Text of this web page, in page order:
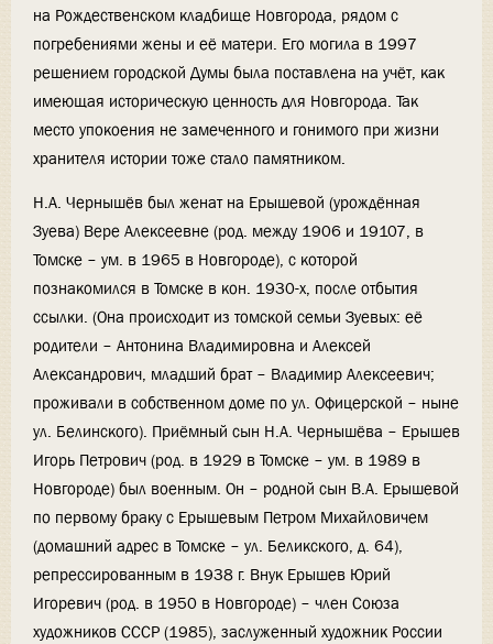
на Рождественском кладбище Новгорода, рядом с
погребениями жены и её матери. Его могила в 1997
решением городской Думы была поставлена на учёт, как
имеющая историческую ценность для Новгорода. Так
место упокоения не замеченного и гонимого при жизни
хранителя истории тоже стало памятником.
Н.А. Чернышёв был женат на Ерышевой (урождённая
Зуева) Вере Алексеевне (род. между 1906 и 19107, в
Томске – ум. в 1965 в Новгороде), с которой
познакомился в Томске в кон. 1930-х, после отбытия
ссылки. (Она происходит из томской семьи Зуевых: её
родители – Антонина Владимировна и Алексей
Александрович, младший брат – Владимир Алексеевич;
проживали в собственном доме по ул. Офицерской – ныне
ул. Белинского). Приёмный сын Н.А. Чернышёва – Ерышев
Игорь Петрович (род. в 1929 в Томске – ум. в 1989 в
Новгороде) был военным. Он – родной сын В.А. Ерышевой
по первому браку с Ерышевым Петром Михайловичем
(домашний адрес в Томске – ул. Беликского, д. 64),
репрессированным в 1938 г. Внук Ерышев Юрий
Игоревич (род. в 1950 в Новгороде) – член Союза
художников СССР (1985), заслуженный художник России